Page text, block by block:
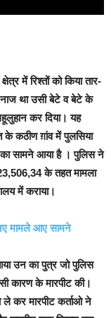
में रिश्तों को किया तार-
नाज था उसी बेटे व बेटे के
कर दिया। यह
के कठीण ग़ांव में पुलसिया
का सामने आया है । पुलिस ने
के तहत मामला
में कराया।
मामले आए सामने
उन का पुत्र जो पुलिस
कारण के मारपीट की।
ले कर मारपीट कर्ताओ ने